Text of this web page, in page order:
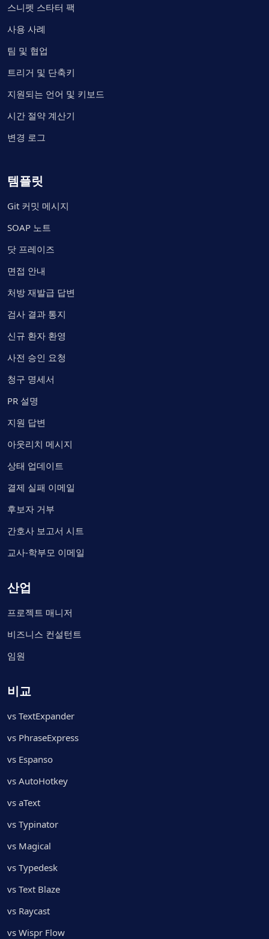
스니펫 스타터 팩
사용 사례
팀 및 협업
트리거 및 단축키
지원되는 언어 및 키보드
시간 절약 계산기
변경 로그
템플릿
Git 커밋 메시지
SOAP 노트
닷 프레이즈
면접 안내
처방 재발급 답변
검사 결과 통지
신규 환자 환영
사전 승인 요청
청구 명세서
PR 설명
지원 답변
아웃리치 메시지
상태 업데이트
결제 실패 이메일
후보자 거부
간호사 보고서 시트
교사-학부모 이메일
산업
프로젝트 매니저
비즈니스 컨설턴트
임원
비교
vs TextExpander
vs PhraseExpress
vs Espanso
vs AutoHotkey
vs aText
vs Typinator
vs Magical
vs Typedesk
vs Text Blaze
vs Raycast
vs Wispr Flow